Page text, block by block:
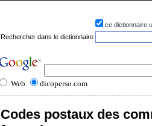
ce dictionnaire
Rechercher dans le dictionnaire
Web dicoperso.com
Codes postaux des